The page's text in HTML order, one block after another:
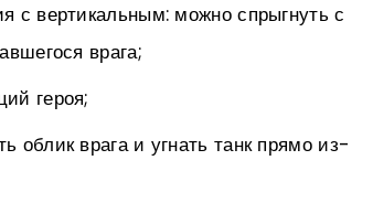
с вертикальным: можно спрыгнуть с
врага;
героя;
облик врага и угнать танк прямо из-